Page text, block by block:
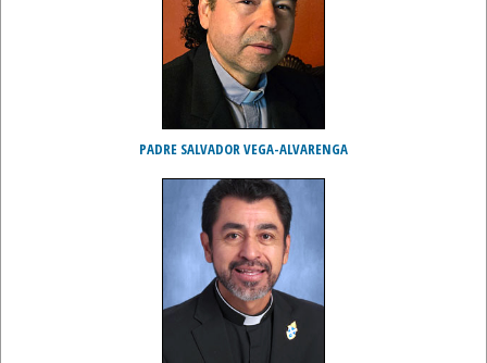
PADRE SALVADOR VEGA-ALVARENGA